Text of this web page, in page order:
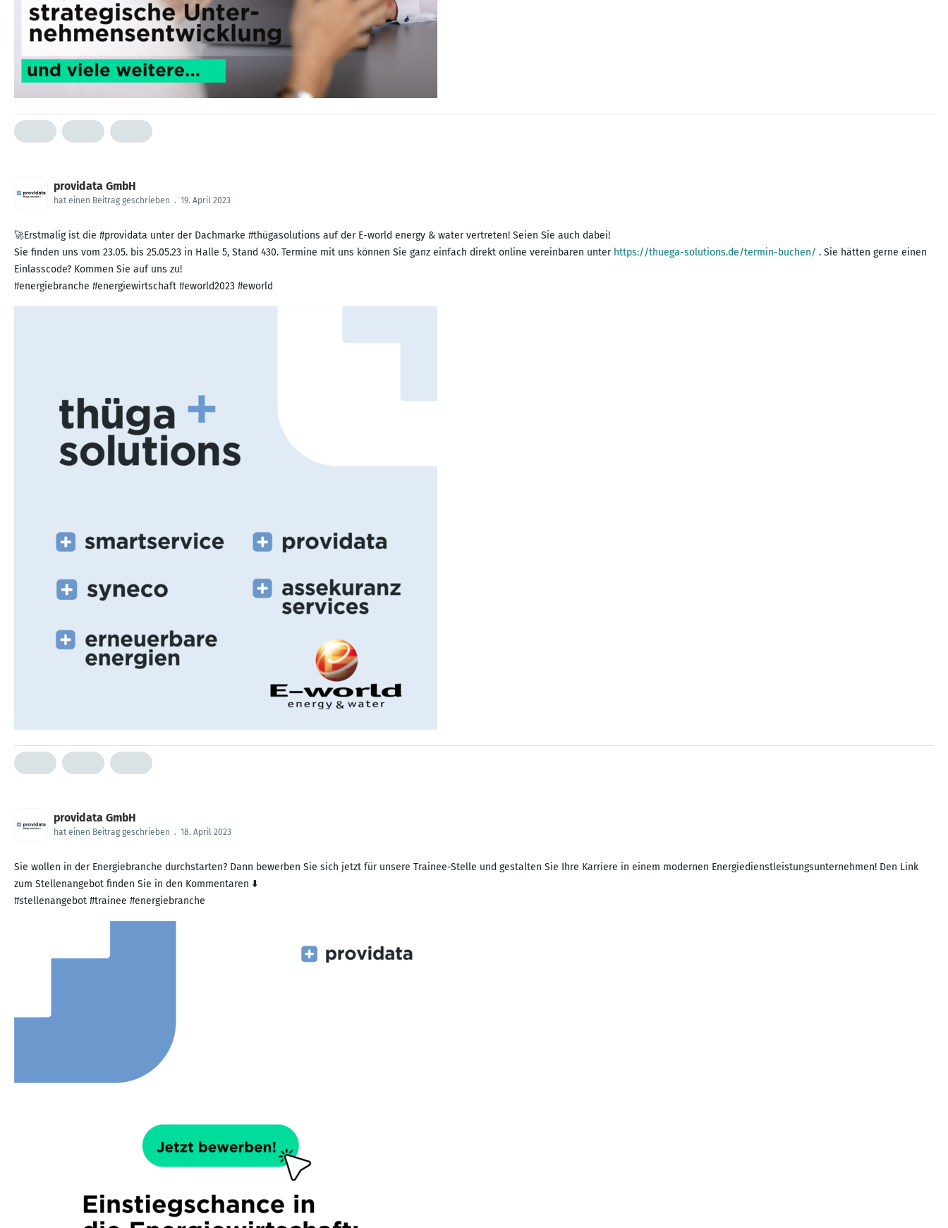
providata GmbH
hat einen Beitrag geschrieben . 19. April 2023
🚀Erstmalig ist die #providata unter der Dachmarke #thügasolutions auf der E-world energy & water vertreten! Seien Sie auch dabei!
Sie finden uns vom 23.05. bis 25.05.23 in Halle 5, Stand 430. Termine mit uns können Sie ganz einfach direkt online vereinbaren unter https://thuega-solutions.de/termin-buchen/ . Sie hätten gerne einen
Einlasscode? Kommen Sie auf uns zu!
#energiebranche #energiewirtschaft #eworld2023 #eworld
providata GmbH
hat einen Beitrag geschrieben . 18. April 2023
Sie wollen in der Energiebranche durchstarten? Dann bewerben Sie sich jetzt für unsere Trainee-Stelle und gestalten Sie Ihre Karriere in einem modernen Energiedienstleistungsunternehmen! Den Link
zum Stellenangebot finden Sie in den Kommentaren ⬇️
#stellenangebot #trainee #energiebranche